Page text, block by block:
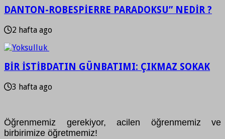
DANTON-ROBESPİERRE PARADOKSU” NEDİR ?
2 hafta ago
BİR İSTİBDATIN GÜNBATIMI: ÇIKMAZ SOKAK
3 hafta ago
Öğrenmemiz gerekiyor, acilen öğrenmemiz ve
birbirimize öğretmemiz!